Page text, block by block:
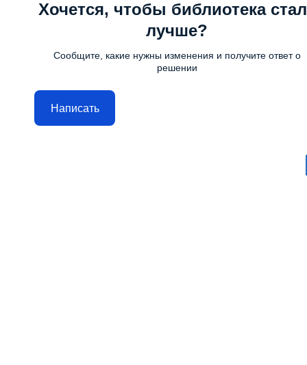
Хочется, чтобы библиотека
лучше?
Сообщите, какие нужны изменения и получите ответ о
решении
Написать